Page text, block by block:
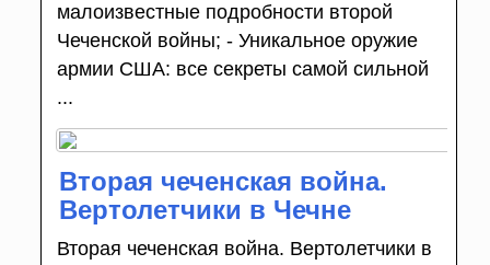
малоизвестные подробности второй
Чеченской войны; - Уникальное оружие
армии США: все секреты самой сильной
...
Вторая чеченская война.
Вертолетчики в Чечне
Вторая чеченская война. Вертолетчики в